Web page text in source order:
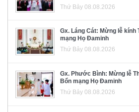
Thứ Bảy 08.08.2026
Gx. Láng Cát: Mừng lễ kính
mạng Họ Đaminh
Thứ Bảy 08.08.2026
Gx. Phước Bình: Mừng lễ
Bổn mạng Họ Đaminh
Thứ Bảy 08.08.2026